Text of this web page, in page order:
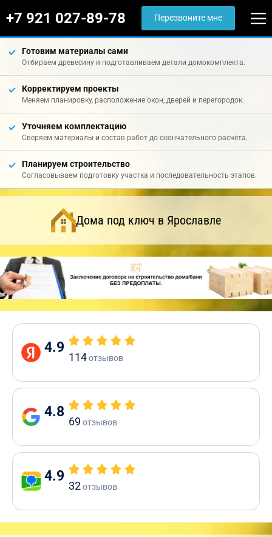
+7 921 027-89-78 Перезвоните мне
Готовим материалы сами
Отбираем древесину и подготавливаем детали домокомплекта.
Корректируем проекты
Меняем планировку, расположение окон, дверей и перегородок.
Уточняем комплектацию
Сверяем материалы и состав работ до окончательного расчёта.
Планируем строительство
Согласовываем подготовку участка и последовательность этапов.
Дома под ключ в Ярославле
4.9
114отзывов
4.8
69 отзывов
4.9
32отзывов